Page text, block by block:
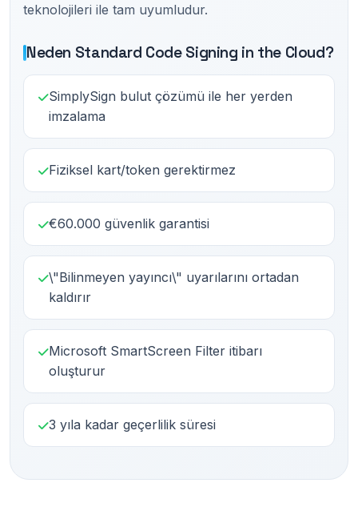
teknolojileri ile tam uyumludur.
Neden Standard Code Signing in the Cloud?
SimplySign bulut çözümü ile her yerden
imzalama
Fiziksel kart/token gerektirmez
€60.000 güvenlik garantisi
\"Bilinmeyen yayıncı\" uyarılarını ortadan
kaldırır
Microsoft SmartScreen Filter itibarı
oluşturur
3 yıla kadar geçerlilik süresi